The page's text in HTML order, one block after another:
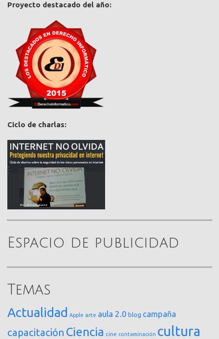
Proyecto destacado del año:
Ciclo de charlas:
Espacio de publicidad
Temas
Actualidad Apple arte aula 2.0 blog campaña
capacitación Ciencia cine contaminación cultura